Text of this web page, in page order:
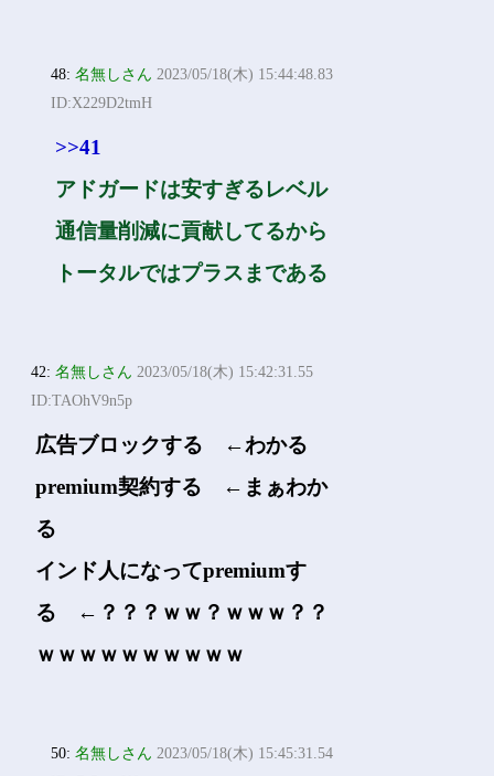
48:名無しさん 2023/05/18(木) 15:44:48.83
ID:X229D2tmH
>>41
アドガードは安すぎるレベル
通信量削減に貢献してるから
トータルではプラスまである
42:名無しさん 2023/05/18(木) 15:42:31.55
ID:TAOhV9n5p
広告ブロックする ←わかる
premium契約する ←まぁわか
る
インド人になってpremiumす
る ←？？？ｗｗ？ｗｗｗ？？
ｗｗｗｗｗｗｗｗｗｗ
50:名無しさん 2023/05/18(木) 15:45:31.54